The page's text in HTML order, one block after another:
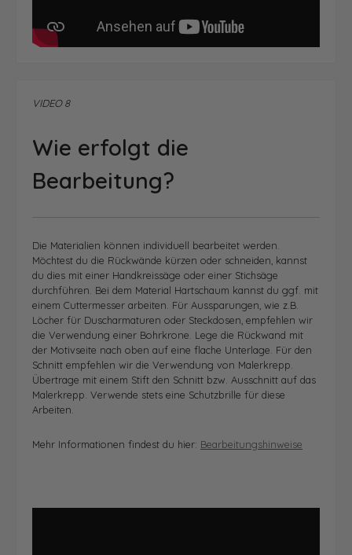
VIDEO 8
Wie erfolgt die
Bearbeitung?
Die Materialien können individuell bearbeitet werden.
Möchtest du die Rückwände kürzen oder schneiden, kannst
du dies mit einer Handkreissäge oder einer Stichsäge
durchführen. Bei dem Material Hartschaum kannst du ggf. mit
einem Cuttermesser arbeiten. Für Aussparungen, wie z.B.
Löcher für Duscharmaturen oder Steckdosen, empfehlen wir
die Verwendung einer Bohrkrone. Lege die Rückwand mit
der Motivseite nach oben auf eine flache Unterlage. Für den
Schnitt empfehlen wir die Verwendung von Malerkrepp.
Übertrage mit einem Stift den Schnitt bzw. Ausschnitt auf das
Malerkrepp. Verwende stets eine Schutzbrille für diese
Arbeiten.
Mehr Informationen findest du hier: Bearbeitungshinweise